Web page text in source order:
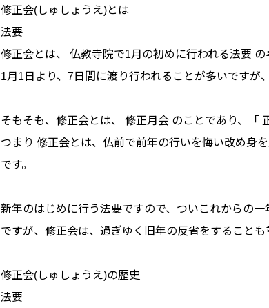
修正会(しゅしょうえ)とは
法要
修正会とは、 仏教寺院で1月の初めに行われる法要 の
1月1日より、7日間に渡り行われることが多いですが
そもそも、修正会とは、 修正月会 のことであり、「
つまり 修正会とは、仏前で前年の行いを悔い改め身
です。
新年のはじめに行う法要ですので、ついこれからの一
ですが、修正会は、過ぎゆく旧年の反省をすることも
修正会(しゅしょうえ)の歴史
法要